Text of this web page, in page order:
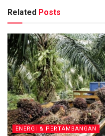
Related Posts
ENERGI & PERTAMBANGAN